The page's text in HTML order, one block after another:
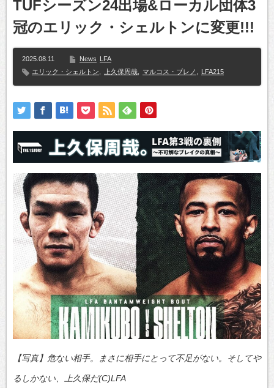
TUFシーズン24出場&ローカル団体3
冠のエリック・シェルトンに変更!!!
2025.08.11 News LFA
エリック・シェルトン
上久保周哉 マルコス・ブレノ LFA215
【写真】危ない相手。まさに相手にとって不足がない。そしてや
るしかない、上久保だ(C)LFA